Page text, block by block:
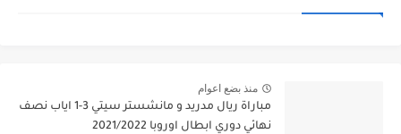
منذ بضع اعوام
مباراة ريال مدريد و مانشستر سيتي 3-1 اياب نصف
نهائي دوري ابطال اوروبا 2021/2022